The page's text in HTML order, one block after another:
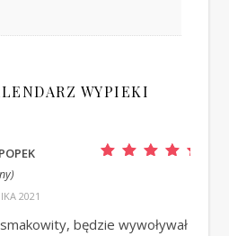
WYPIEKI
2021
będzie wywoływał